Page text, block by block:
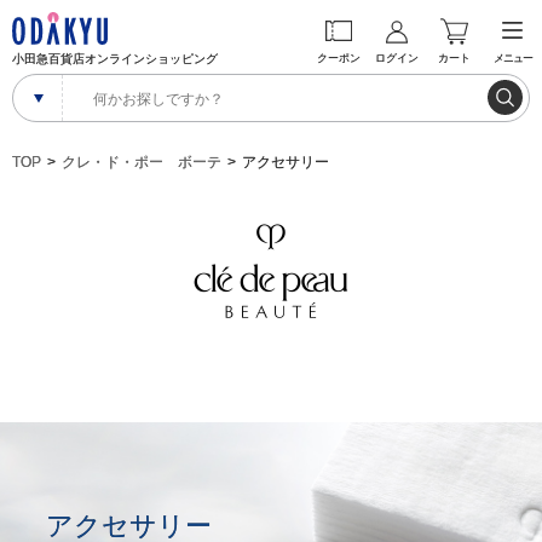
小田急百貨店オンラインショッピング クーポン ログイン カート メニュー
TOP クレ・ド・ポー ボーテ アクセサリー
アクセサリー